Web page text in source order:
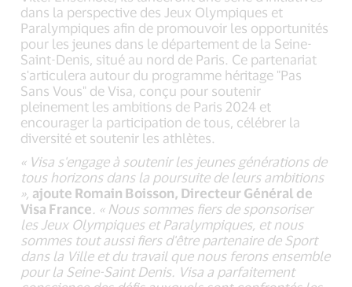
dans la perspective des Jeux Olympiques et
Paralympiques afin de promouvoir les opportunités
pour les jeunes dans le département de la Seine-
Saint-Denis, situé au nord de Paris. Ce partenariat
s'articulera autour du programme héritage "Pas
Sans Vous" de Visa, conçu pour soutenir
pleinement les ambitions de Paris 2024 et
encourager la participation de tous, célébrer la
diversité et soutenir les athlètes.
« Visa s'engage à soutenir les jeunes générations de
tous horizons dans la poursuite de leurs ambitions
», ajoute Romain Boisson, Directeur Général de
Visa France. « Nous sommes fiers de sponsoriser
les Jeux Olympiques et Paralympiques, et nous
sommes tout aussi fiers d'être partenaire de Sport
dans la Ville et du travail que nous ferons ensemble
pour la Seine-Saint Denis. Visa a parfaitement